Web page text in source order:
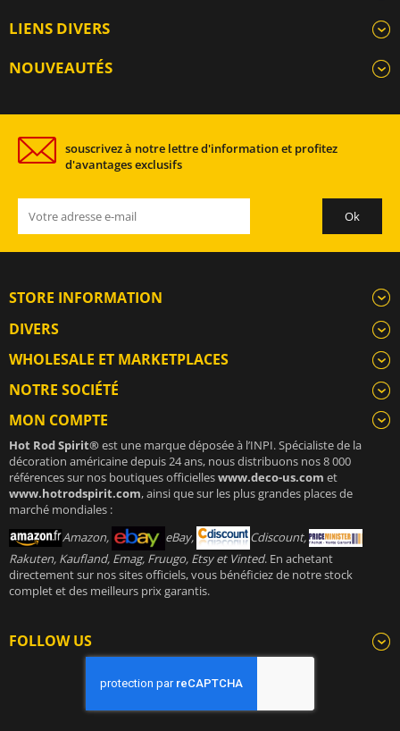
LIENS DIVERS
NOUVEAUTÉS
souscrivez à notre lettre d'information et profitez
d'avantages exclusifs
STORE INFORMATION
DIVERS
WHOLESALE ET MARKETPLACES
NOTRE SOCIÉTÉ
MON COMPTE
Hot Rod Spirit®est une marque déposée à l’INPI. Spécialiste de la
décoration américaine depuis 24 ans, nous distribuons nos 8 000
références sur nos boutiques officielleswww.deco-us.com et
www.hotrodspirit.com, ainsi que sur les plus grandes places de
marché mondiales :
Amazon,
eBay,
Cdiscount,
Rakuten, Kaufland, Emag, Fruugo, Etsy et Vinted. En achetant
directement sur nos sites officiels, vous bénéficiez de notre stock
complet et des meilleurs prix garantis.
FOLLOW US